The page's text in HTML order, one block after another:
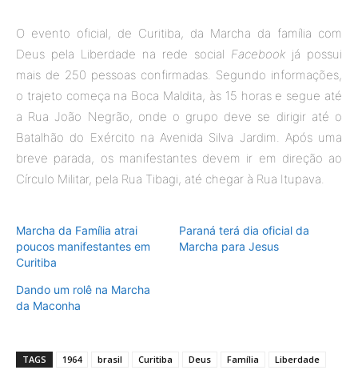
O evento oficial, de Curitiba, da Marcha da família com
Deus pela Liberdade na rede social Facebook já possui
mais de 250 pessoas confirmadas. Segundo informações,
o trajeto começa na Boca Maldita, às 15 horas e segue até
a Rua João Negrão, onde o grupo deve se dirigir até o
Batalhão do Exército na Avenida Silva Jardim. Após uma
breve parada, os manifestantes devem ir em direção ao
Círculo Militar, pela Rua Tibagi, até chegar à Rua Itupava.
Marcha da Família atrai
poucos manifestantes em
Curitiba
Paraná terá dia oficial da
Marcha para Jesus
Dando um rolê na Marcha
da Maconha
TAGS 1964 brasil Curitiba Deus Família
Liberdade